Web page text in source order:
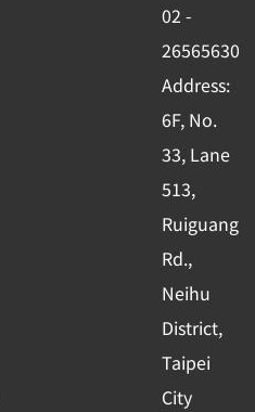
k
-
s
q
u
a
r
e
n
02 -
26565630
Address:
6F, No.
33, Lane
513,
Ruiguang
Rd.,
Neihu
District,
Taipei
City